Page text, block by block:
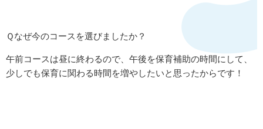
Ｑなぜ今のコースを選びましたか？
午前コースは昼に終わるので、午後を保育補助の時間にして、
少しでも保育に関わる時間を増やしたいと思ったからです！